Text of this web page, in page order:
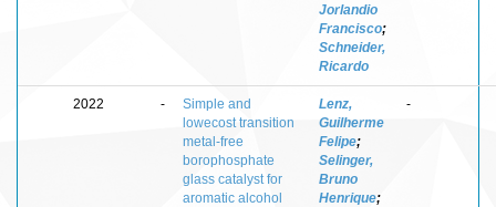
Jorlandio
Francisco;
Schneider,
Ricardo
2022 -
Simple and
lowecost transition
metal-free
borophosphate
glass catalyst for
aromatic alcohol
Lenz,
Guilherme
Felipe;
Selinger,
Bruno
Henrique;
-